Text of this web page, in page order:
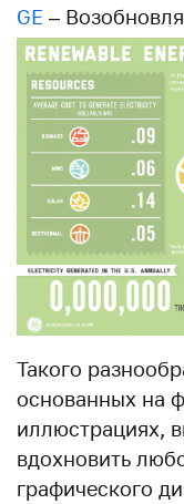
GE –
Такого
основанных на
иллюстрациях,
вдохновить
графического